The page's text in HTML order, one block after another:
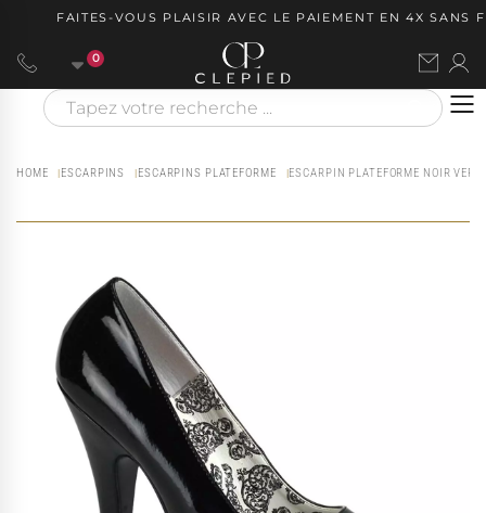
FAITES-VOUS PLAISIR AVEC LE PAIEMENT EN 4X SANS
0
HOME ESCARPINS ESCARPINS PLATEFORME ESCARPIN PLATEFORME NOIR